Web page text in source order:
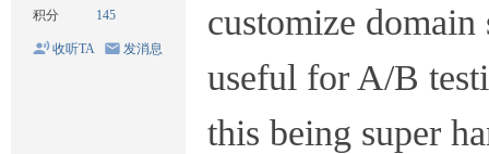
积分
145
收听TA 发消息
customize
useful for A/B
this being super